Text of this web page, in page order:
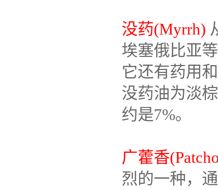
没药(Myrrh)
埃塞俄比亚
它还有药用
没药油为淡
约是7%。
广藿香
烈的一种，